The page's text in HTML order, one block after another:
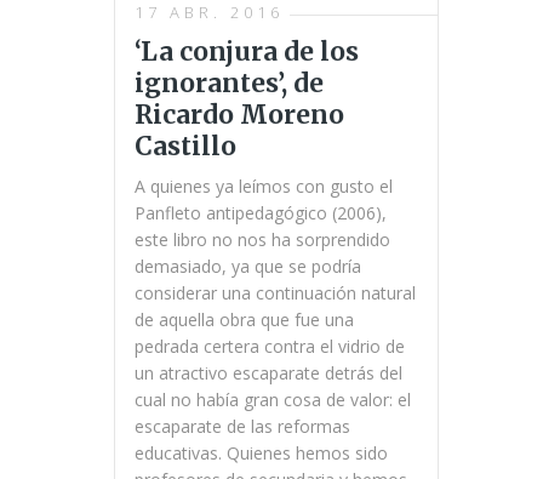
17 ABR. 2016
‘La conjura de los
ignorantes’, de
Ricardo Moreno
Castillo
A quienes ya leímos con gusto el
Panfleto antipedagógico (2006),
este libro no nos ha sorprendido
demasiado, ya que se podría
considerar una continuación natural
de aquella obra que fue una
pedrada certera contra el vidrio de
un atractivo escaparate detrás del
cual no había gran cosa de valor: el
escaparate de las reformas
educativas. Quienes hemos sido